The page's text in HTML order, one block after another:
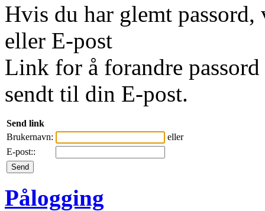
Hvis du har glemt
eller E-post
Link for å forandre
sendt til din E-post.
Send link
Brukernavn:
eller
E-post::
Pålogging